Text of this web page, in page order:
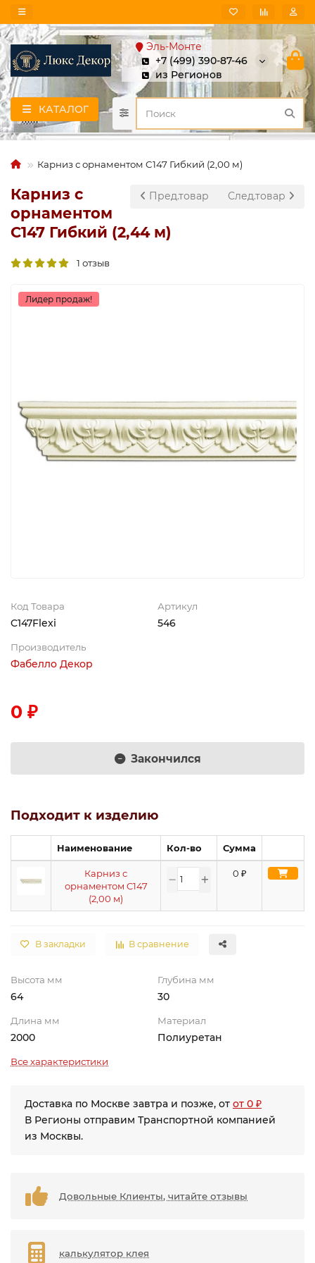
Эль-Монте
+7 (499) 390-87-46
из Регионов
КАТАЛОГ
Карниз с орнаментом C147 Гибкий (2,00 м)
Пред.товар След.товар
Карниз с
орнаментом
C147 Гибкий (2,44 м)
1 отзыв
Лидер продаж!
Код Товара
C147Flexi
Артикул
546
Производитель
Фабелло Декор
0 ₽
Закончился
Подходит к изделию
Наименование Кол-во Сумма
Карниз с
орнаментом C147
(2,00 м)
0 ₽
В закладки В сравнение
Высота мм
64
Глубина мм
30
Длина мм
2000
Материал
Полиуретан
Все характеристики
Доставка по Москве завтра и позже, от от 0 ₽
В Регионы отправим Транспортной компанией
из Москвы.
Довольные Клиенты, читайте отзывы
калькулятор клея